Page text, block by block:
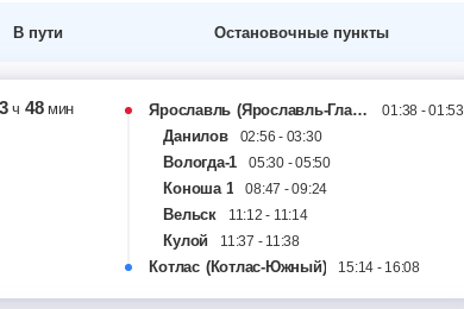
В пути Остановочные пункты
ч 48 мин Ярославль (Ярославль-Главный) 01:38 - 01:53
Данилов 02:56 - 03:30
Вологда-1 05:30 - 05:50
Коноша 1 08:47 - 09:24
Вельск 11:12 - 11:14
Кулой 11:37 - 11:38
Костылево 12:16 - 12:20
Котлас (Котлас-Южный) 15:14 - 16:08